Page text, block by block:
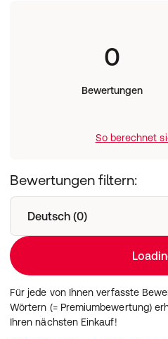
0
Bewertungen
So berechnet
Bewertungen filtern:
Deutsch (0)
Für jede von Ihnen verfasste
Wörtern (= Premiumbewertung)
Ihren nächsten Einkauf!